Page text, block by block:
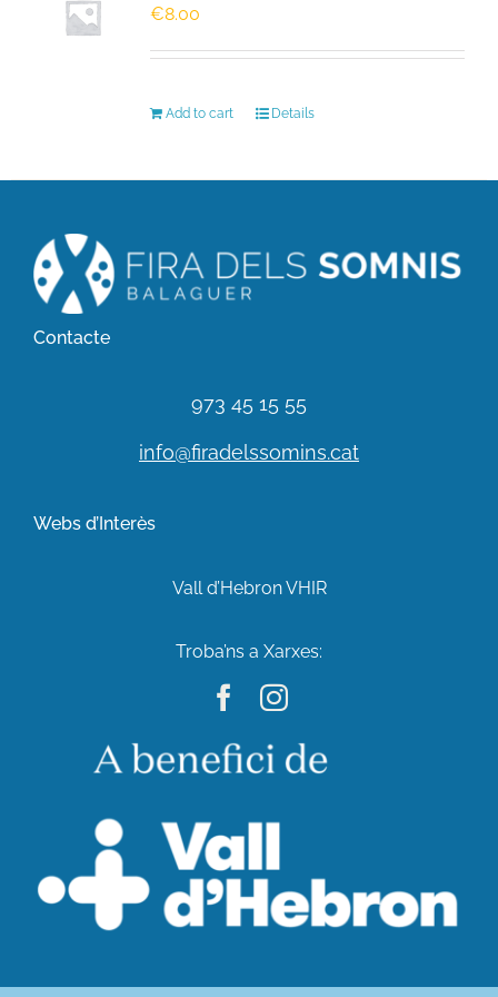
HISTÒRIC
FER UN DONATIU!
€8.00
Add to cart Details
Contacte
973 45 15 55
info@firadelssomins.cat
Webs d’Interès
Vall d’Hebron VHIR
Troba’ns a Xarxes: